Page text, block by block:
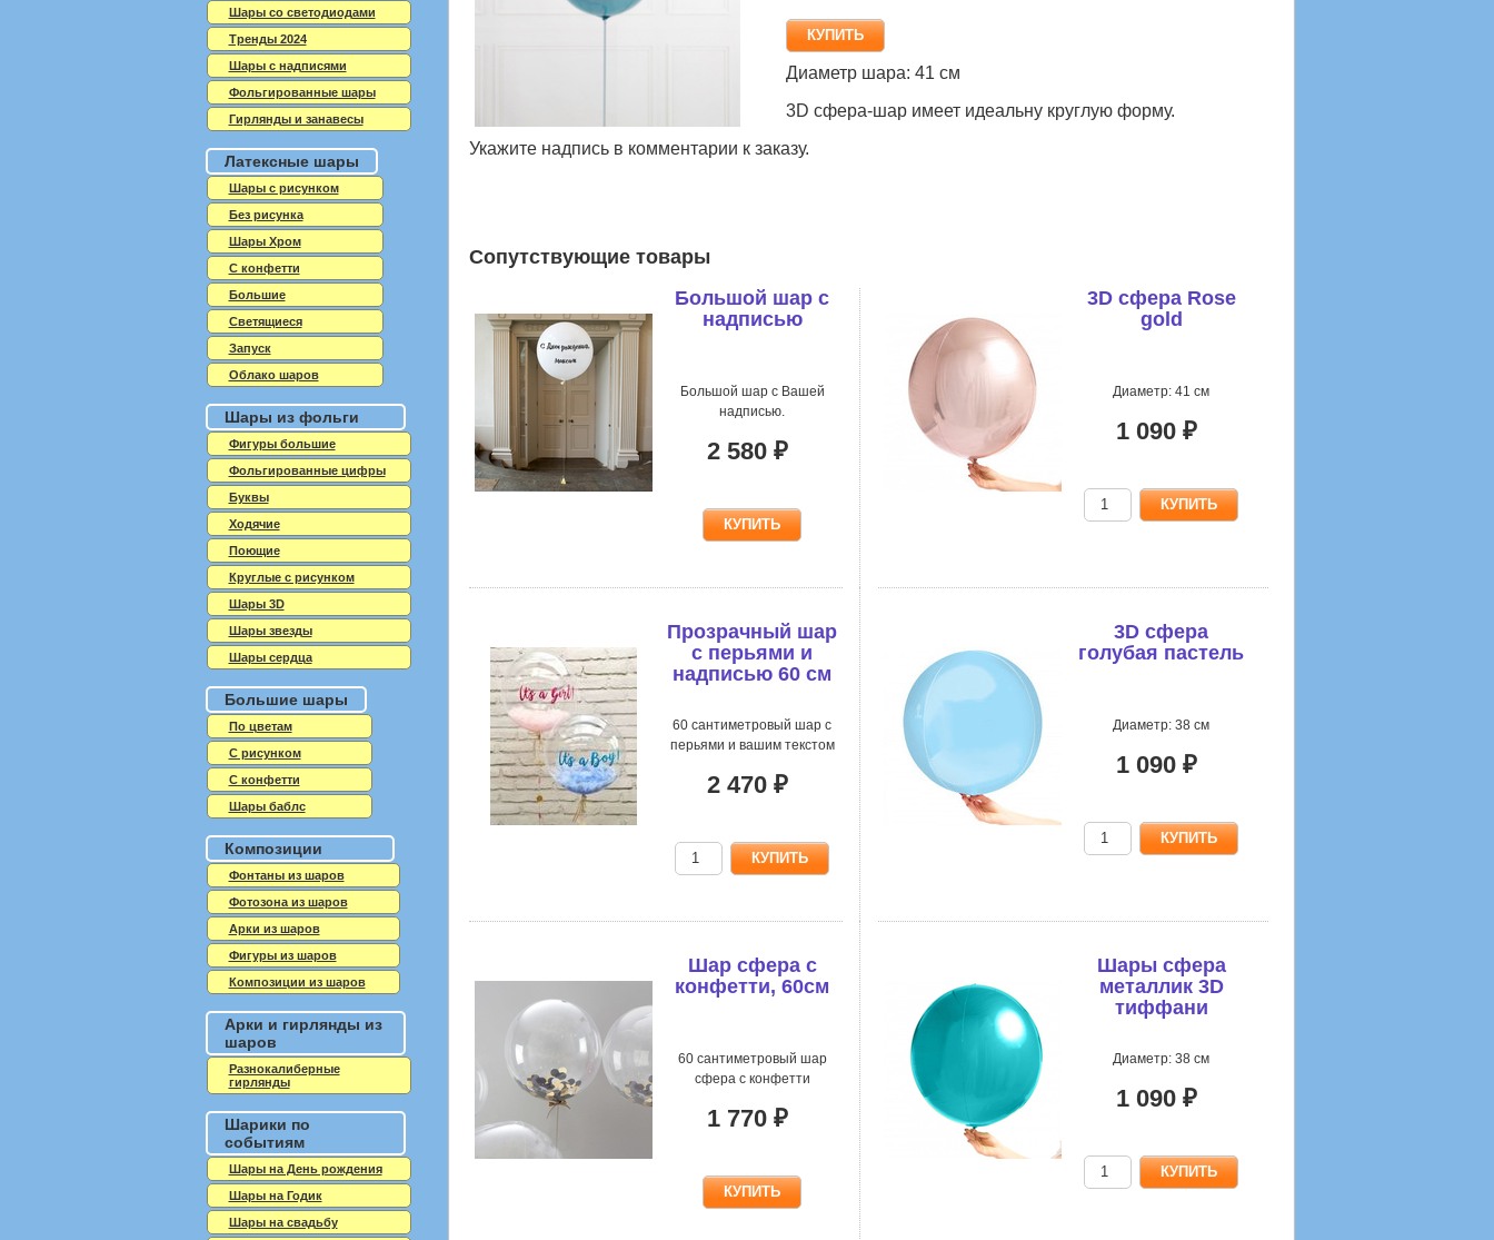
Диаметр шара: 41 см
3D сфера-шар имеет идеальну круглую форму.
Укажите надпись в комментарии к заказу.
Сопутствующие товары
Большой шар с
надписью
Большой шар с Вашей
надписью.
2 580 ₽
3D сфера Rose
gold
Диаметр: 41 см
1 090 ₽
Прозрачный шар
с перьями и
надписью 60 см
60 сантиметровый шар с
перьями и вашим текстом
2 470 ₽
3D сфера
голубая пастель
Диаметр: 38 см
1 090 ₽
Шар сфера с
конфетти, 60см
60 сантиметровый шар
сфера с конфетти
1 770 ₽
Шары сфера
металлик 3D
тиффани
Диаметр: 38 см
1 090 ₽
Шары со светодиодами
Тренды 2024
Шары с надписями
Фольгированные шары
Гирлянды и занавесы
Латексные шары
Шары с рисунком
Без рисунка
Шары Хром
C конфетти
Большие
Светящиеся
Запуск
Облако шаров
Шары из фольги
Фигуры большие
Фольгированные цифры
Буквы
Ходячие
Поющие
Круглые с рисунком
Шары 3D
Шары звезды
Шары сердца
Большие шары
По цветам
С рисунком
С конфетти
Шары баблс
Композиции
Фонтаны из шаров
Фотозона из шаров
Арки из шаров
Фигуры из шаров
Композиции из шаров
Арки и гирлянды из
шаров
Разнокалиберные
гирлянды
Шарики по
событиям
Шары на День рождения
Шары на Годик
Шары на свадьбу